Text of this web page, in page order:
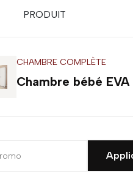
PRODUIT
CHAMBRE COMPLÈTE
Chambre bébé EVA